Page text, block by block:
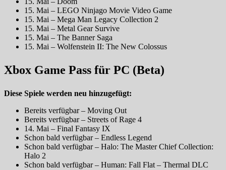
15. Mai – LEGO Ninjago Movie Video Game
15. Mai – Mega Man Legacy Collection 2
15. Mai – Metal Gear Survive
15. Mai – The Banner Saga
15. Mai – Wolfenstein II: The New Colossus
Xbox Game Pass für PC (Beta)
Diese Spiele werden neu hinzugefügt:
Bereits verfügbar – Moving Out
Bereits verfügbar – Streets of Rage 4
14. Mai – Final Fantasy IX
Schon bald verfügbar – Endless Legend
Schon bald verfügbar – Halo: The Master Chief Collection:
Halo 2
Schon bald verfügbar – Human: Fall Flat – Thermal DLC